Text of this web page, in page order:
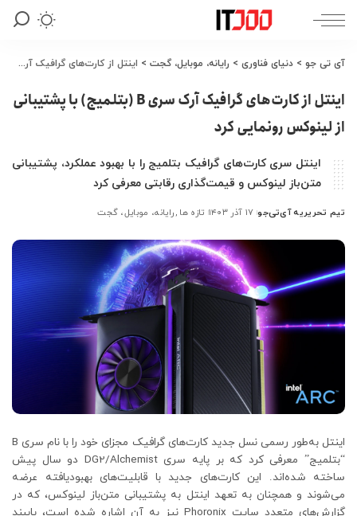
آی تی جو > دنیای فناوری > رایانه، موبایل، گجت > اینتل از کارت‌های گرافیک آرک سری B (بتلمیج) با پشتیبانی از لینوکس رونمایی کرد
اینتل از کارت‌های گرافیک آرک سری B (بتلمیج) با پشتیبانی
از لینوکس رونمایی کرد
اینتل سری کارت‌های گرافیک بتلمیج را با بهبود عملکرد، پشتیبانی
متن‌باز لینوکس و قیمت‌گذاری رقابتی معرفی کرد
ارسال
توسط
تیم تحریریه آی‌تی‌جو ۱۷ آذر ۱۴۰۳ تازه ها رایانه، موبایل، گجت
اینتل به‌طور رسمی نسل جدید کارت‌های گرافیک مجزای خود را با نام سری B
“بتلمیج” معرفی کرد که بر پایه سری DG2/Alchemist دو سال پیش
ساخته شده‌اند. این کارت‌های جدید با قابلیت‌های بهبود‌یافته عرضه
می‌شوند و همچنان به تعهد اینتل به پشتیبانی متن‌باز لینوکس، که در
گزارش‌های متعدد سایت Phoronix نیز به آن اشاره شده است، پایبند